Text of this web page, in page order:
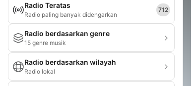
Radio Teratas
Radio paling banyak didengarkan
712
Radio berdasarkan genre
15 genre musik
Radio berdasarkan wilayah
Radio lokal